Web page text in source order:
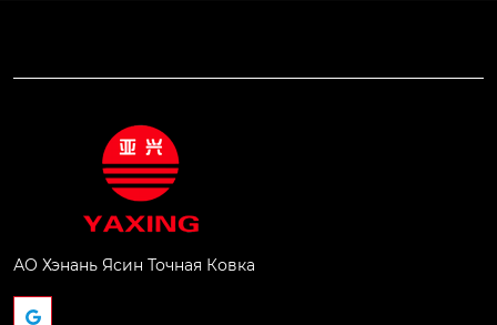
АО Хэнань Ясин Точная Ковка